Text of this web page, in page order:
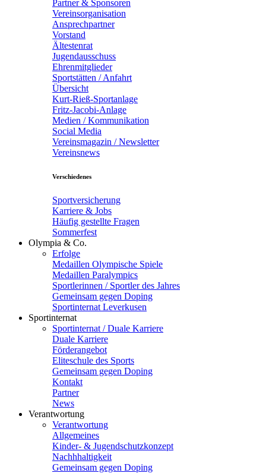
Partner & Sponsoren
Vereinsorganisation
Ansprechpartner
Vorstand
Ältestenrat
Jugendausschuss
Ehrenmitglieder
Sportstätten / Anfahrt
Übersicht
Kurt-Rieß-Sportanlage
Fritz-Jacobi-Anlage
Medien / Kommunikation
Social Media
Vereinsmagazin / Newsletter
Vereinsnews
Verschiedenes
Sportversicherung
Karriere & Jobs
Häufig gestellte Fragen
Sommerfest
Olympia & Co.
Erfolge
Medaillen Olympische Spiele
Medaillen Paralympics
Sportlerinnen / Sportler des Jahres
Gemeinsam gegen Doping
Sportinternat Leverkusen
Sportinternat
Sportinternat / Duale Karriere
Duale Karriere
Förderangebot
Eliteschule des Sports
Gemeinsam gegen Doping
Kontakt
Partner
News
Verantwortung
Verantwortung
Allgemeines
Kinder- & Jugendschutzkonzept
Nachhhaltigkeit
Gemeinsam gegen Doping